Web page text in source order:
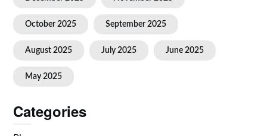
October 2025 September 2025
August 2025 July 2025 June 2025
May 2025
Categories